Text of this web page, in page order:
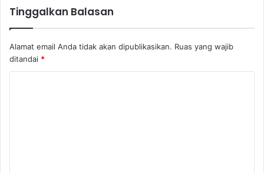
Tinggalkan Balasan
Alamat email Anda tidak akan dipublikasikan. Ruas yang wajib
ditandai *